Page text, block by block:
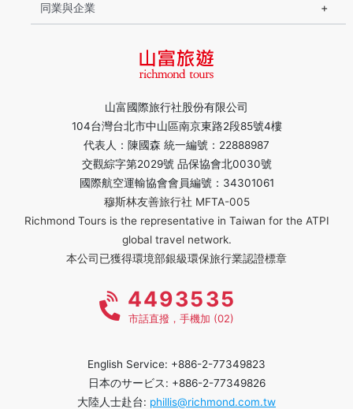
山富國際旅行社股份有限公司
104台灣台北市中山區南京東路2段85號4樓
代表人：陳國森 統一編號：22888987
交觀綜字第2029號 品保協會北0030號
國際航空運輸協會會員編號：34301061
穆斯林友善旅行社 MFTA-005
Richmond Tours is the representative in Taiwan for the ATPI
global travel network.
本公司已獲得環境部銀級環保旅行業認證標章
同業與企業
4493535
市話直撥，手機加 (02)
English Service: +886-2-77349823
日本のサービス: +886-2-77349826
大陸人士赴台: phillis@richmond.com.tw